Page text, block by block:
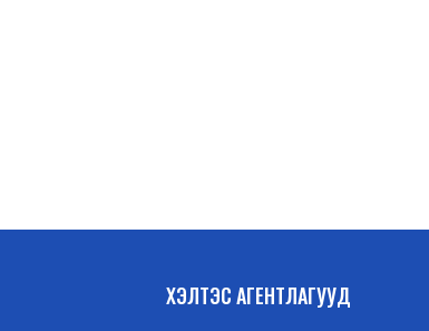
ХЭЛТЭС АГЕНТЛАГУУД